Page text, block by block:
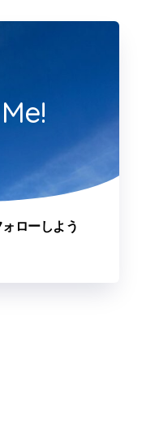
ローしよう